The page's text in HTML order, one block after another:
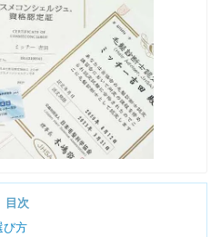
目次
び方